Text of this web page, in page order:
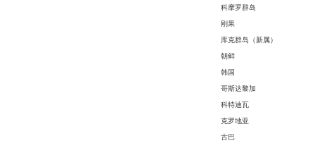
科摩罗群岛
刚果
库克群岛（新属）
朝鲜
韩国
哥斯达黎加
科特迪瓦
克罗地亚
古巴